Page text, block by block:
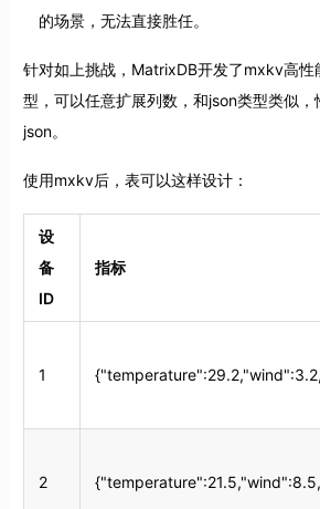
的场景，无法直接胜任。
针对如上挑战，MatrixDB开发了mxkv高性
型，可以任意扩展列数，和json类型类似，
json。
使用mxkv后，表可以这样设计：
设
备
ID
指标
1
2